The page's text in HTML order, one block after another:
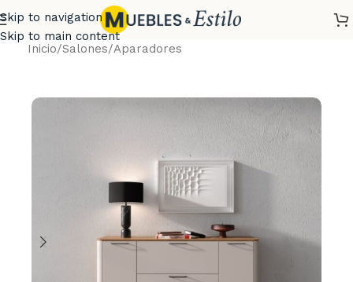
Skip to navigation
Skip to main content
Inicio/Salones/Aparadores